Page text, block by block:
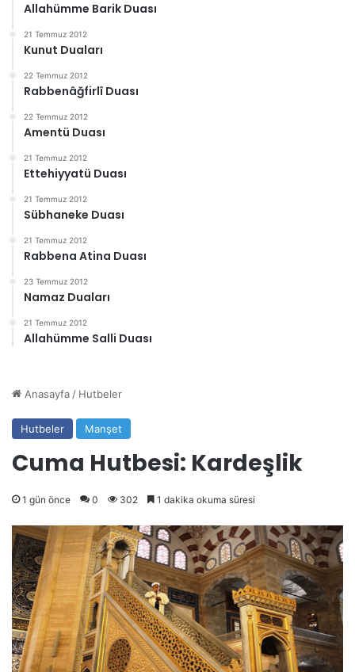
Allahümme Barik Duası
21 Temmuz 2012
Kunut Duaları
22 Temmuz 2012
Rabbenâğfirlî Duası
22 Temmuz 2012
Amentü Duası
21 Temmuz 2012
Ettehiyyatü Duası
21 Temmuz 2012
Sübhaneke Duası
21 Temmuz 2012
Rabbena Atina Duası
23 Temmuz 2012
Namaz Duaları
21 Temmuz 2012
Allahümme Salli Duası